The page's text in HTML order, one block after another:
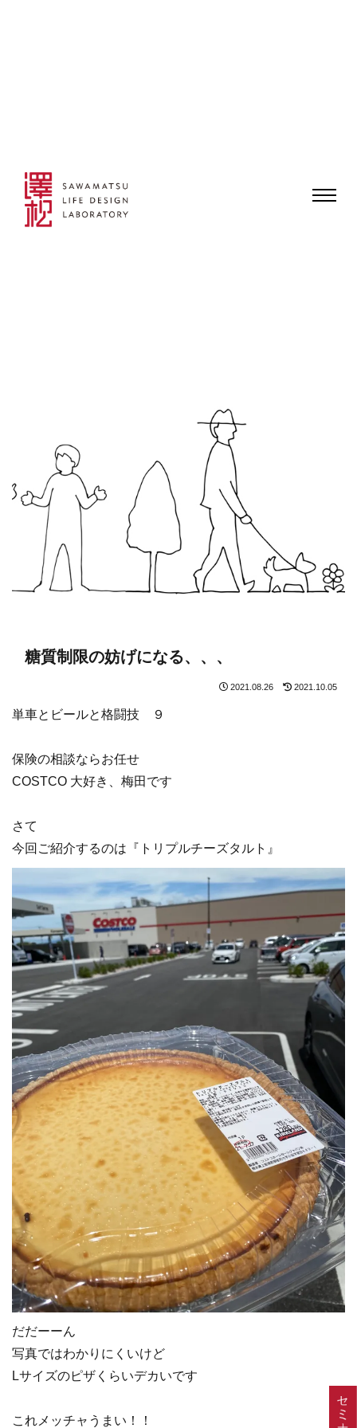
糖質制限の妨げになる、、、
2021.08.26 2021.10.05
単車とビールと格闘技 ９
保険の相談ならお任せ
COSTCO 大好き、梅田です
さて
今回ご紹介するのは『トリプルチーズタルト』
だだーーん
写真ではわかりにくいけど
Lサイズのピザくらいデカいです
これメッチャうまい！！